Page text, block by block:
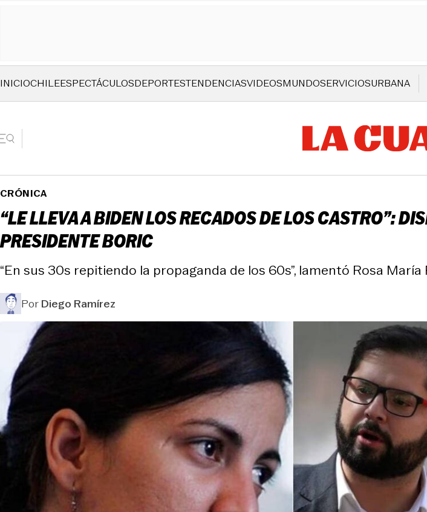
INICIOCHILEESPECTÁCULOSDEPORTESTENDENCIASVIDEOSMUNDOSERVICIOSURBANA
CRÓNICA
“LE LLEVA A BIDEN LOS RECADOS DE LOS CASTRO”:
PRESIDENTE BORIC
“En sus 30s repitiendo la propaganda de los 60s”, lamentó Rosa María
PorDiego Ramírez